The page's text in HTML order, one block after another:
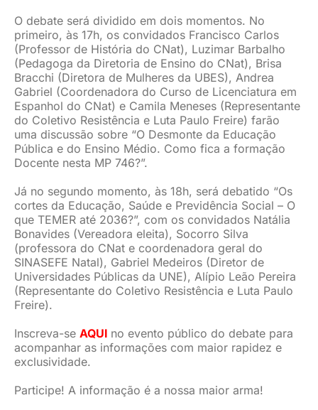
O debate será dividido em dois momentos. No
primeiro, às 17h, os convidados Francisco Carlos
(Professor de História do CNat), Luzimar Barbalho
(Pedagoga da Diretoria de Ensino do CNat), Brisa
Bracchi (Diretora de Mulheres da UBES), Andrea
Gabriel (Coordenadora do Curso de Licenciatura em
Espanhol do CNat) e Camila Meneses (Representante
do Coletivo Resistência e Luta Paulo Freire) farão
uma discussão sobre “O Desmonte da Educação
Pública e do Ensino Médio. Como fica a formação
Docente nesta MP 746?”.
Já no segundo momento, às 18h, será debatido “Os
cortes da Educação, Saúde e Previdência Social – O
que TEMER até 2036?”, com os convidados Natália
Bonavides (Vereadora eleita), Socorro Silva
(professora do CNat e coordenadora geral do
SINASEFE Natal), Gabriel Medeiros (Diretor de
Universidades Públicas da UNE), Alípio Leão Pereira
(Representante do Coletivo Resistência e Luta Paulo
Freire).
Inscreva-se AQUI no evento público do debate para
acompanhar as informações com maior rapidez e
exclusividade.
Participe! A informação é a nossa maior arma!